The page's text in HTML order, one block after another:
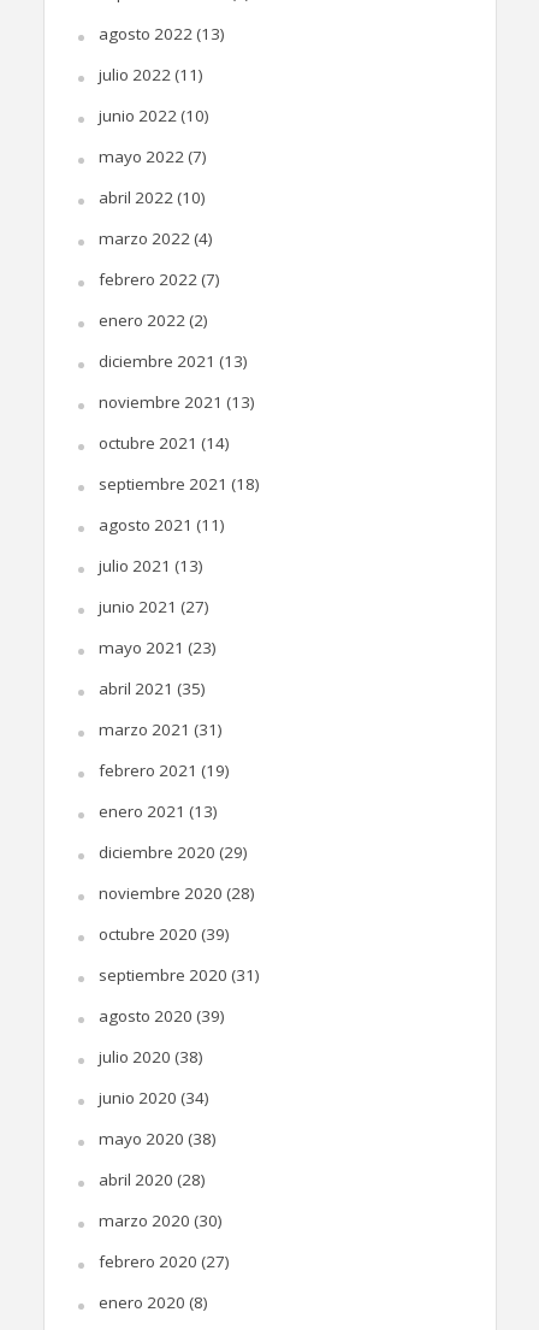
agosto 2022(13)
julio 2022(11)
junio 2022(10)
mayo 2022(7)
abril 2022(10)
marzo 2022(4)
febrero 2022(7)
enero 2022(2)
diciembre 2021 (13)
noviembre 2021 (13)
octubre 2021 (14)
septiembre 2021 (18)
agosto 2021 (11)
julio 2021 (13)
junio 2021 (27)
mayo 2021 (23)
abril 2021 (35)
marzo 2021 (31)
febrero 2021 (19)
enero 2021 (13)
diciembre 2020 (29)
noviembre 2020 (28)
octubre 2020 (39)
septiembre 2020 (31)
agosto 2020 (39)
julio 2020 (38)
junio 2020 (34)
mayo 2020 (38)
abril 2020 (28)
marzo 2020 (30)
febrero 2020 (27)
enero 2020 (8)